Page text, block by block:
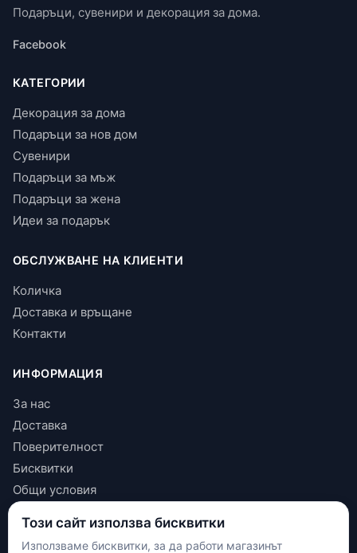
Подаръци, сувенири и декорация за дома.
Facebook
КАТЕГОРИИ
Декорация за дома
Подаръци за нов дом
Сувенири
Подаръци за мъж
Подаръци за жена
Идеи за подарък
ОБСЛУЖВАНЕ НА КЛИЕНТИ
Количка
Доставка и връщане
Контакти
ИНФОРМАЦИЯ
За нас
Доставка
Поверителност
Бисквитки
Общи условия
КОНТАКТИ
Този сайт използва бисквитки
Използваме бисквитки, за да работи магазинът